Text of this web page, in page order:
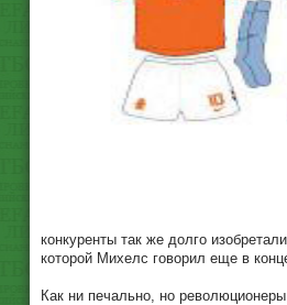
конкуренты так же долго
которой Михелс говорил еще в
Как ни печально, но